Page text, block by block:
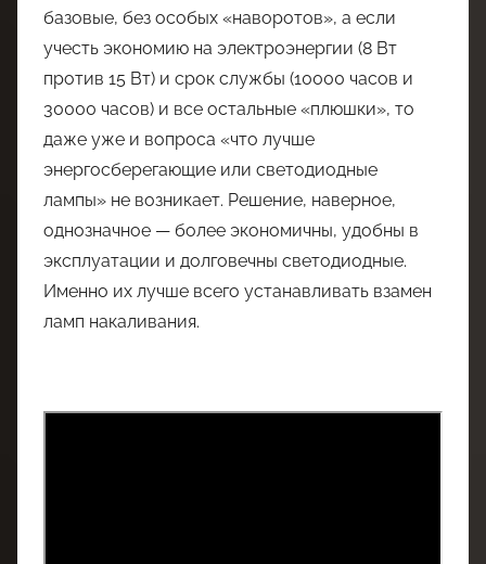
базовые, без особых «наворотов», а если
учесть экономию на электроэнергии (8 Вт
против 15 Вт) и срок службы (10000 часов и
30000 часов) и все остальные «плюшки», то
даже уже и вопроса «что лучше
энергосберегающие или светодиодные
лампы» не возникает. Решение, наверное,
однозначное — более экономичны, удобны в
эксплуатации и долговечны светодиодные.
Именно их лучше всего устанавливать взамен
ламп накаливания.